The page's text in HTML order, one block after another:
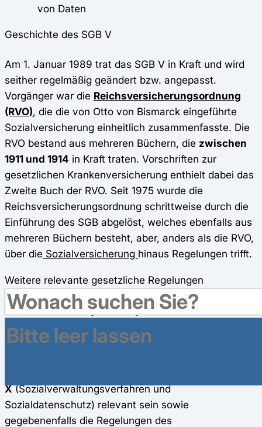
von Daten
Geschichte des SGB V
Am 1. Januar 1989 trat das SGB V in Kraft und wird
seither regelmäßig geändert bzw. angepasst.
Vorgänger war die Reichsversicherungsordnung
(RVO), die die von Otto von Bismarck eingeführte
Sozialversicherung einheitlich zusammenfasste. Die
RVO bestand aus mehreren Büchern, die zwischen
1911 und 1914 in Kraft traten. Vorschriften zur
gesetzlichen Krankenversicherung enthielt dabei das
Zweite Buch der RVO. Seit 1975 wurde die
Reichsversicherungsordnung schrittweise durch die
Einführung des SGB abgelöst, welches ebenfalls aus
mehreren Büchern besteht, aber, anders als die RVO,
über die Sozialversicherung hinaus Regelungen trifft.
Weitere relevante gesetzliche Regelungen
Im Zusammenhang mit der gesetzlichen
Krankenversicherung können daneben auch
Vorschriften aus demSGB I(Allgemeiner Teil des
X(Sozialverwaltungsverfahren und
Sozialdatenschutz) relevant sein sowie
gegebenenfalls die Regelungen des